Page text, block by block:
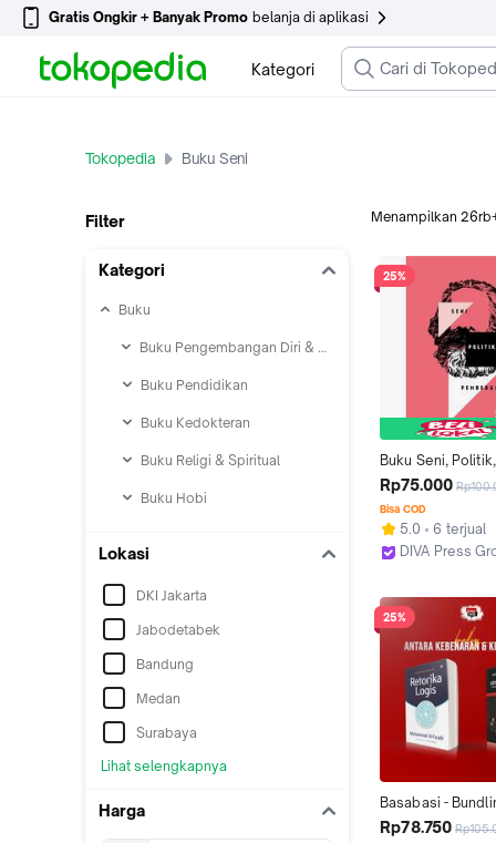
Gratis Ongkir + Banyak Promo belanja di aplikasi
Kategori
Tokopedia Buku Seni
Filter
Kategori
Buku
Buku Pengembangan Diri & Karir
Buku Pendidikan
Buku Kedokteran
Buku Religi & Spiritual
Buku Hobi
Lokasi
DKI Jakarta
Jabodetabek
Bandung
Medan
Surabaya
Lihat selengkapnya
Harga
Menampilkan
25%
Buku Seni, Politik,
Pembebasan -
Rp75.000
Bisa COD
5.0
6 terjual
DIVA Press
25%
Basabasi -
Seni Argumen;
Rp78.750